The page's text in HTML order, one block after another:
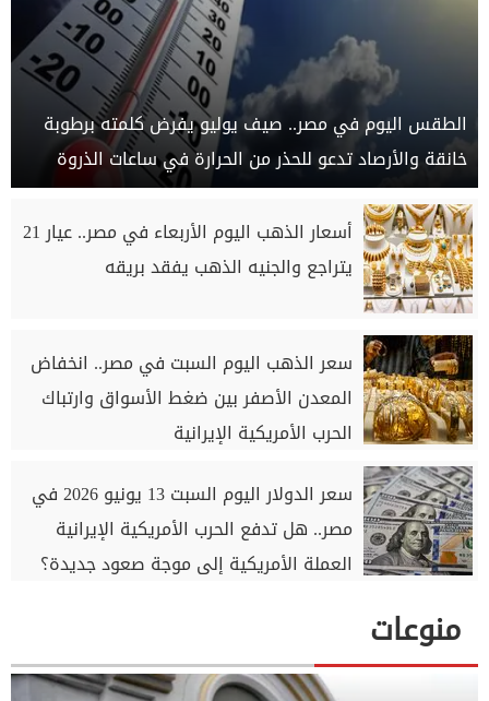
الطقس اليوم في مصر.. صيف يوليو يفرض كلمته برطوبة
خانقة والأرصاد تدعو للحذر من الحرارة في ساعات الذروة
أسعار الذهب اليوم الأربعاء في مصر.. عيار 21
يتراجع والجنيه الذهب يفقد بريقه
سعر الذهب اليوم السبت في مصر.. انخفاض
المعدن الأصفر بين ضغط الأسواق وارتباك
الحرب الأمريكية الإيرانية
سعر الدولار اليوم السبت 13 يونيو 2026 في
مصر.. هل تدفع الحرب الأمريكية الإيرانية
العملة الأمريكية إلى موجة صعود جديدة؟
منوعات